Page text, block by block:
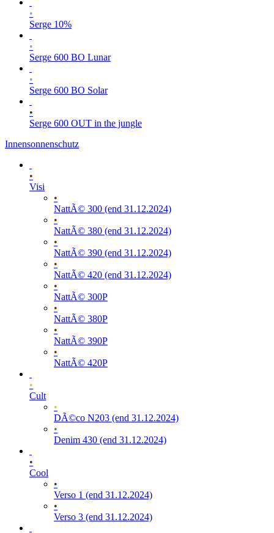
•
Serge 10%
•
Serge 600 BO Lunar
•
Serge 600 BO Solar
•
Serge 600 OUT in the jungle
Innensonnenschutz
•
Visi
•
NattÃ© 300 (end 31.12.2024)
•
NattÃ© 380 (end 31.12.2024)
•
NattÃ© 390 (end 31.12.2024)
•
NattÃ© 420 (end 31.12.2024)
•
NattÃ© 300P
•
NattÃ© 380P
•
NattÃ© 390P
•
NattÃ© 420P
•
Cult
•
DÃ©co N203 (end 31.12.2024)
•
Denim 430 (end 31.12.2024)
•
Cool
•
Verso 1 (end 31.12.2024)
•
Verso 3 (end 31.12.2024)